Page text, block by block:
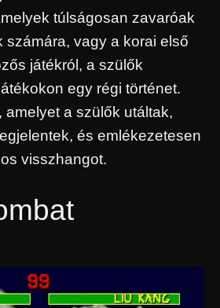
túlságosan zavaróak
számára, vagy a korai első
játékról, a szülők
egy régi történet.
amelyet a szülők utáltak,
és emlékezetesen
visszhangot.